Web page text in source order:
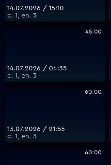
14.07.2026 / 15:10
с. 1, еп. 3
45:00
14.07.2026 / 04:35
с. 1, еп. 3
60:00
13.07.2026 / 21:55
с. 1, еп. 3
60:00